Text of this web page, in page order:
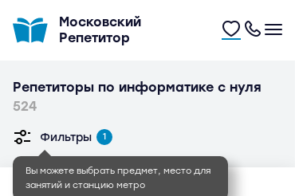
Московский
Репетитор
Репетиторы по информатике с нуля
524
Вы можете выбрать предмет, место для
занятий и станцию метро
Фильтры 1
Юлия Марковна